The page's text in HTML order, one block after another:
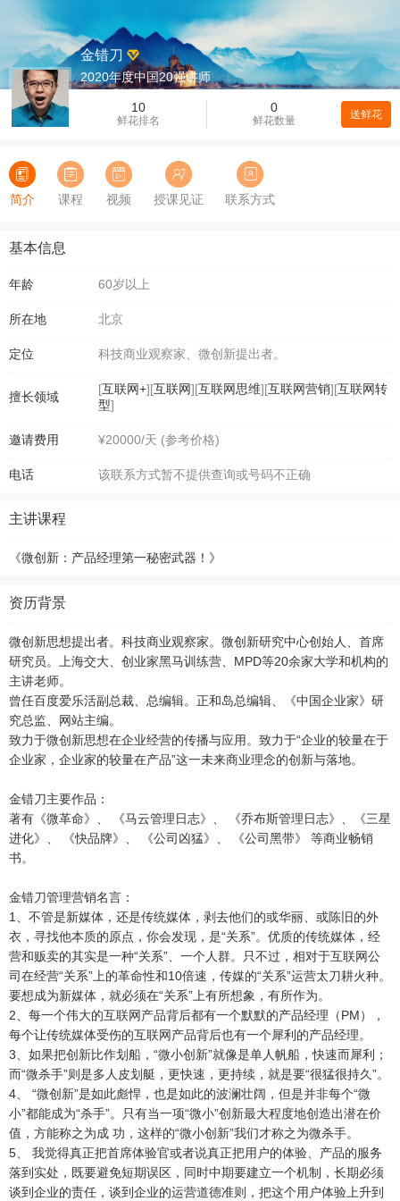
10
鲜花排名
0
鲜花数量 送鲜花
金错刀
2020年度中国20强讲师
简介 课程 视频 授课见证 联系方式
基本信息
年龄 60岁以上
所在地 北京
定位 科技商业观察家、微创新提出者。
擅长领域
[互联网+][互联网][互联网思维][互联网营销][互联网转
型]
邀请费用 ¥20000/天 (参考价格)
电话 该联系方式暂不提供查询或号码不正确
主讲课程
《微创新：产品经理第一秘密武器！》
资历背景
微创新思想提出者。科技商业观察家。微创新研究中心创始人、首席
研究员。上海交大、创业家黑马训练营、MPD等20余家大学和机构的
主讲老师。
曾任百度爱乐活副总裁、总编辑。正和岛总编辑、《中国企业家》研
究总监、网站主编。
致力于微创新思想在企业经营的传播与应用。致力于“企业的较量在于
企业家，企业家的较量在产品”这一未来商业理念的创新与落地。
金错刀主要作品：
著有《微革命》、 《马云管理日志》、 《乔布斯管理日志》、《三星
进化》、 《快品牌》、 《公司凶猛》、 《公司黑带》 等商业畅销
书。
金错刀管理营销名言：
1、不管是新媒体，还是传统媒体，剥去他们的或华丽、或陈旧的外
衣，寻找他本质的原点，你会发现，是“关系”。优质的传统媒体，经
营和贩卖的其实是一种“关系”、一个人群。只不过，相对于互联网公
司在经营“关系”上的革命性和10倍速，传媒的“关系”运营太刀耕火种。
要想成为新媒体，就必须在“关系”上有所想象，有所作为。
2、每一个伟大的互联网产品背后都有一个默默的产品经理（PM），
每个让传统媒体受伤的互联网产品背后也有一个犀利的产品经理。
3、如果把创新比作划船，“微小创新”就像是单人帆船，快速而犀利；
而“微杀手”则是多人皮划艇，更快速，更持续，就是要“很猛很持久”。
4、 “微创新”是如此彪悍，也是如此的波澜壮阔，但是并非每个“微
小”都能成为“杀手”。只有当一项“微小”创新最大程度地创造出潜在价
值，方能称之为成 功，这样的“微小创新”我们才称之为微杀手。
5、 我觉得真正把首席体验官或者说真正把用户的体验、产品的服务
落到实处，既要避免短期误区，同时中期要建立一个机制，长期必须
谈到企业的责任，谈到企业的运营道德准则，把这个用户体验上升到